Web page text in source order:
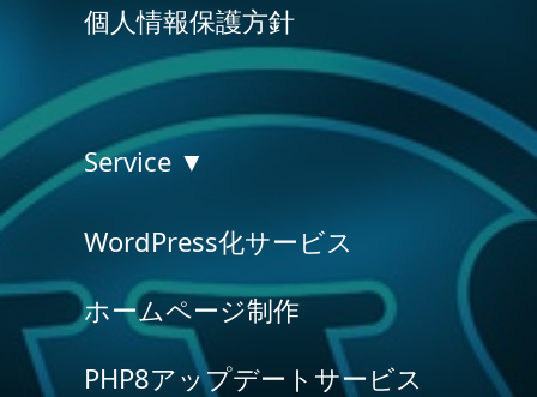
個人情報保護方針
Service ▼
WordPress化サービス
ホームページ制作
PHP8アップデートサービス